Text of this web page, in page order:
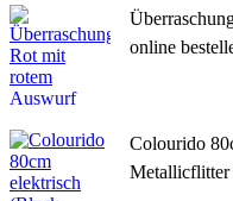
online
Colourido
Metallicflitter